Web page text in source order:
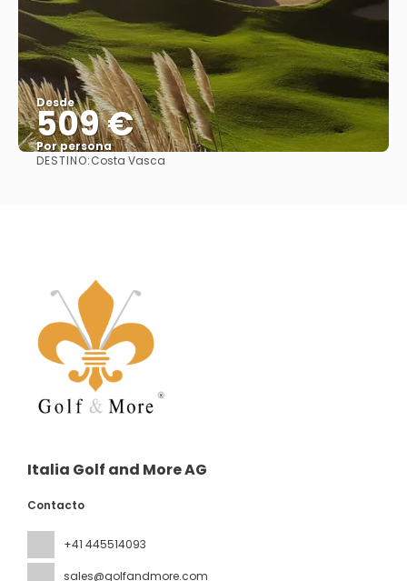
Desde
509 €
Por persona
DESTINO:Costa Vasca
Italia Golf and More AG
Contacto
+41 445514093
sales@golfandmore.com